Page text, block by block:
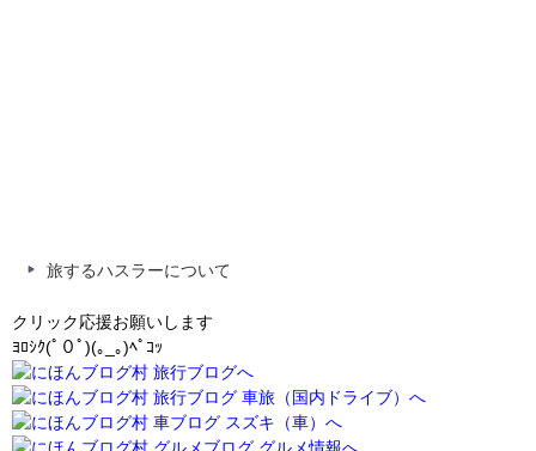
旅するハスラーについて
クリック応援お願いします
ﾖﾛｼｸ(ﾟ０ﾟ)(｡_｡)ﾍﾟｺｯ